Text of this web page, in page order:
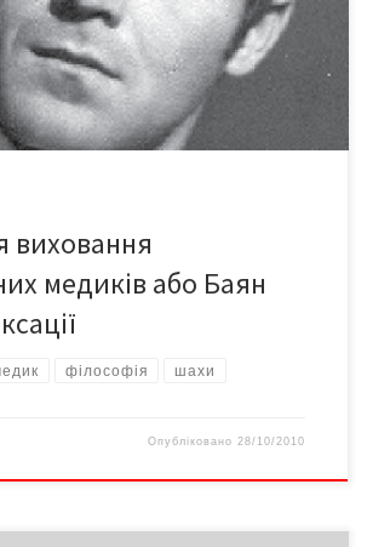
з традиціями і надійною репутацією. Тут
філософ з енциклопедичними
цікава людина Михайло ХІМІЧ.
виховання
медиків або Баян
філософія шахи
Опубліковано28/10/2010